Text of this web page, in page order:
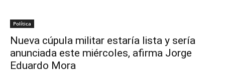
Política
Nueva cúpula militar estaría lista y sería
anunciada este miércoles, afirma Jorge
Eduardo Mora